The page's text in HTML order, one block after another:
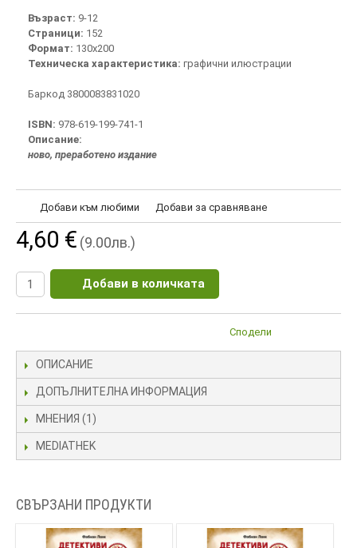
Възраст: 9-12
Страници: 152
Формат: 130х200
Техническа характеристика: графични илюстрации
Баркод 3800083831020
ISBN: 978-619-199-741-1
Описание:
ново, преработено издание
Добави към любими Добави за сравняване
4,60 € (9.00лв.)
Добави в количката
Сподели
ОПИСАНИЕ
ДОПЪЛНИТЕЛНА ИНФОРМАЦИЯ
МНЕНИЯ (1)
MEDIATHEK
СВЪРЗАНИ ПРОДУКТИ